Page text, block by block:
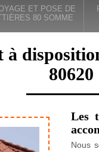
ET POSE DE
80 SOMME
80620
Les
Nous